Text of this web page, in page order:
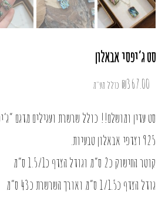
סט ג’יפסי אבאלון
₪367.00 כולל מע"מ
סט עדין ומושלם!! כולל שרשרת ועגילים מדגם
925 וצדפי אבאלון טבעיות.
קוטר החישוק כ2 ס”מ וגודל הצדף כ1.5/1 ס”מ
גודל הצדף כ1/1.5 ס”מ ואורך השרשרת כ43 ס”מ